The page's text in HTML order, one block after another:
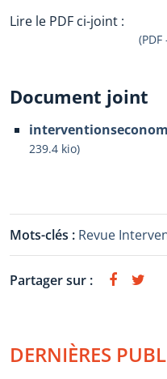
Lire le PDF ci-joint :
Document joint
239.4 kio)
Mots-clés : Revue
Partager sur :
DERNIÈRES